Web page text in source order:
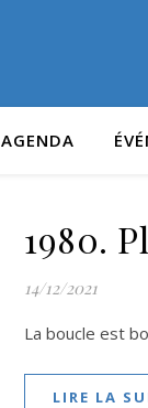
AGENDA
1980.
14/12/2021
La boucle est
LIRE LA